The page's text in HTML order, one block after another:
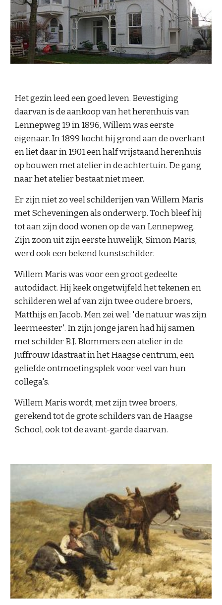
Het gezin leed een goed leven. Bevestiging
daarvan is de aankoop van het herenhuis van
Lennepweg 19 in 1896, Willem was eerste
eigenaar. In 1899 kocht hij grond aan de overkant
en liet daar in 1901 een half vrijstaand herenhuis
op bouwen met atelier in de achtertuin. De gang
naar het atelier bestaat niet meer.
Er zijn niet zo veel schilderijen van Willem Maris
met Scheveningen als onderwerp. Toch bleef hij
tot aan zijn dood wonen op de van Lennepweg.
Zijn zoon uit zijn eerste huwelijk, Simon Maris,
werd ook een bekend kunstschilder.
Willem Maris was voor een groot gedeelte
autodidact. Hij keek ongetwijfeld het tekenen en
schilderen wel af van zijn twee oudere broers,
Matthijs en Jacob. Men zei wel: 'de natuur was zijn
leermeester'. In zijn jonge jaren had hij samen
met schilder B.J. Blommers een atelier in de
Juffrouw Idastraat in het Haagse centrum, een
geliefde ontmoetingsplek voor veel van hun
collega's.
Willem Maris wordt, met zijn twee broers,
gerekend tot de grote schilders van de Haagse
School, ook tot de avant-garde daarvan.